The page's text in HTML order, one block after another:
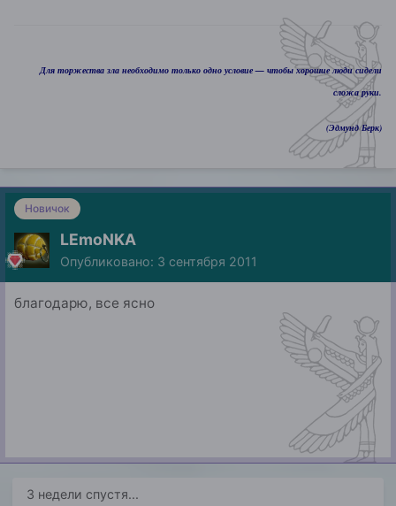
Для торжества зла необходимо только одно условие — чтобы хорошие люди сидели
сложа руки.
(Эдмунд Берк)
Новичок
LEmoNKA
Опубликовано: 3 сентября 2011
благодарю, все ясно
3 недели спустя...